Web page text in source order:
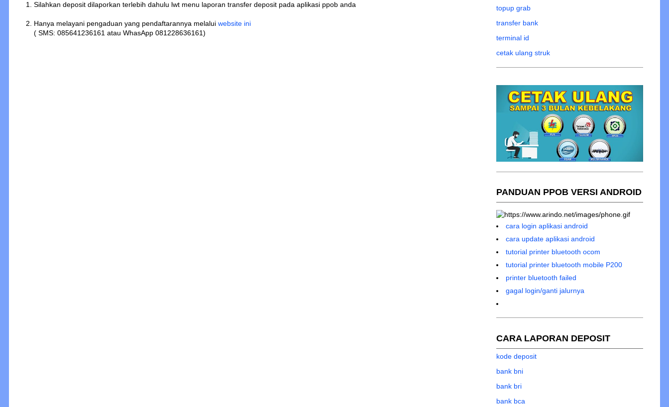
1. Silahkan deposit dilaporkan terlebih dahulu lwt menu laporan transfer deposit pada aplikasi ppob anda
2. Hanya melayani pengaduan yang pendaftarannya melalui website ini
( SMS: 085641236161 atau WhasApp 081228636161)
topup grab
transfer bank
terminal id
cetak ulang struk
PANDUAN PPOB VERSI ANDROID
cara login aplikasi android
cara update aplikasi android
tutorial printer bluetooth ocom
tutorial printer bluetooth mobile P200
printer bluetooth failed
gagal login/ganti jalurnya
CARA LAPORAN DEPOSIT
kode deposit
bank bni
bank bri
bank bca